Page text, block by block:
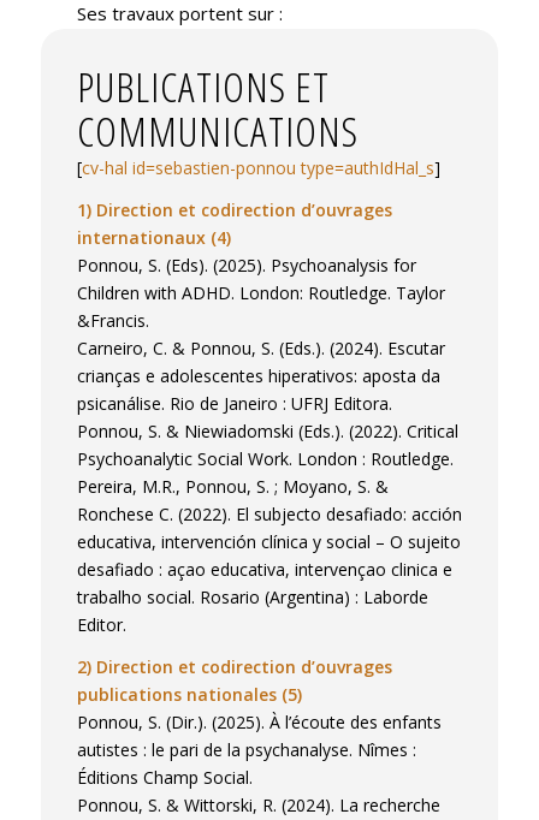
Ses travaux portent sur :
la clinique et la théorie lacanienne : études
de cas cliniques, analyse de vastes corpora
parus ou inédits dans la littérature
psychanalytique, travail sur les concepts,
épistémologie psychanalytique,
psychanalyse et société.
– La thématique « Éducation et psychanalyse
». Les usages de la référence à la
psychanalyse dans les pratiques d’éducation,
de soin, et dans les institutions
médicosociales : approche historique,
articulation théorie-pratique, enjeux
contemporains.
– Les problématiques des publics dans les
domaines du soin et de l’intervention sociale :
pédopsychiatrie, TDAH, autisme, enfance et
adolescence, protection de l’enfance,
surdité, handicap… Une part importante de
mes travaux consiste à produire des études
scientifiques critiques des approches
biomédicales et standardisée de la souffrance
psychique, pour ouvrir sur la nécessité de la
psychanalyse et des approches cliniques
dans les différents domaines de l’éducation,
du soin et du travail social.
– Les pratiques et recherches cliniques dans
PUBLICATIONS ET
COMMUNICATIONS
[cv-hal id=sebastien-ponnou type=authIdHal_s]
1) Direction et codirection d’ouvrages
internationaux (4)
Ponnou, S. (Eds). (2025). Psychoanalysis for
Children with ADHD. London: Routledge. Taylor
&Francis.
Carneiro, C. & Ponnou, S. (Eds.). (2024). Escutar
crianças e adolescentes hiperativos: aposta da
psicanálise. Rio de Janeiro : UFRJ Editora.
Ponnou, S. & Niewiadomski (Eds.). (2022). Critical
Psychoanalytic Social Work. London : Routledge.
Pereira, M.R., Ponnou, S. ; Moyano, S. &
Ronchese C. (2022). El subjecto desafiado: acción
educativa, intervención clínica y social – O sujeito
desafiado : açao educativa, intervençao clinica e
trabalho social. Rosario (Argentina) : Laborde
Editor.
2) Direction et codirection d’ouvrages
publications nationales (5)
Ponnou, S. (Dir.). (2025). À l’écoute des enfants
autistes : le pari de la psychanalyse. Nîmes :
Éditions Champ Social.
Ponnou, S. & Wittorski, R. (2024). La recherche